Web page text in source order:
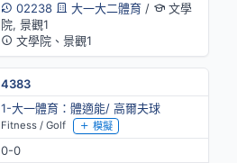
02238
大一大二體育/
文學
院, 景觀1
文學院、景觀1
4383
1-大一體育：體適能/ 高爾夫球
Fitness / Golf 模擬
0-0